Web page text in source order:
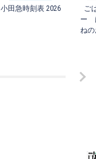
小田急時刻表 2026
ご
ー
ね